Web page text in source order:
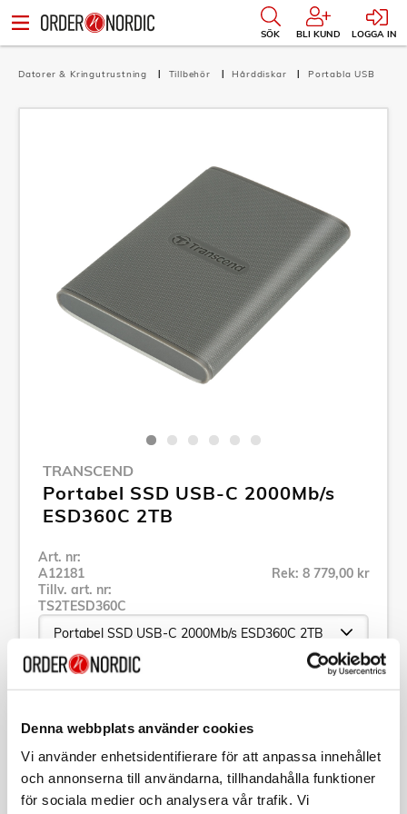
Denna webbplats använder cookies
Vi använder enhetsidentifierare för att anpassa innehållet
och annonserna till användarna, tillhandahålla funktioner
för sociala medier och analysera vår trafik. Vi
SÖK BLI KUND LOGGA IN
Datorer & Kringutrustning Tillbehör Hårddiskar Portabla USB
TRANSCEND
Portabel SSD USB-C 2000Mb/s
ESD360C 2TB
Art. nr:
A12181
Tillv. art. nr:
TS2TESD360C
Rek: 8 779,00 kr
Se alla produkter inom Transcend
Specifikation
Beskrivning